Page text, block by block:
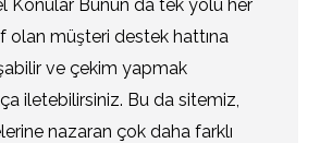
Konular Bunun da tek yolu her
olan müşteri destek hattına
ve çekim yapmak
iletebilirsiniz. Bu da sitemiz,
nazaran çok daha farklı